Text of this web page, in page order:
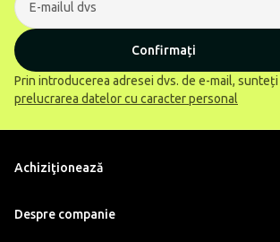
Confirmați
Prin introducerea adresei dvs. de e-mail, sunteți
prelucrarea datelor cu caracter personal
Achiziţionează
Despre companie